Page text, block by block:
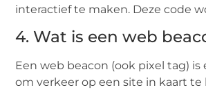
interactief te maken. Deze code
4. Wat is een web
Een web beacon (ook pixel tag)
om verkeer op een site in kaart